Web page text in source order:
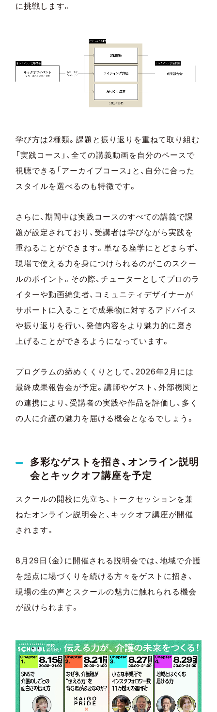
に挑戦します。
学び方は2種類。課題と振り返りを重ねて取り組む
「実践コース」、全ての講義動画を自分のペースで
視聴できる「アーカイブコース」と、自分に合った
スタイルを選べるのも特徴です。
さらに、期間中は実践コースのすべての講義で課
題が設定されており、受講者は学びながら実践を
重ねることができます。単なる座学にとどまらず、
現場で使える力を身につけられるのがこのスクー
ルのポイント。その際、チューターとしてプロのラ
イターや動画編集者、コミュニティデザイナーが
サポートに入ることで成果物に対するアドバイス
や振り返りを行い、発信内容をより魅力的に磨き
上げることができるようになっています。
プログラムの締めくくりとして、2026年2月には
最終成果報告会が予定。講師やゲスト、外部機関と
の連携により、受講者の実践や作品を評価し、多く
の人に介護の魅力を届ける機会となるでしょう。
多彩なゲストを招き、オンライン説明
会とキックオフ講座を予定
スクールの開校に先立ち、トークセッションを兼
ねたオンライン説明会と、キックオフ講座が開催
されます。
8月29日（金）に開催される説明会では、地域で介護
を起点に場づくりを続ける方々をゲストに招き、
現場の生の声とスクールの魅力に触れられる機会
が設けられます。